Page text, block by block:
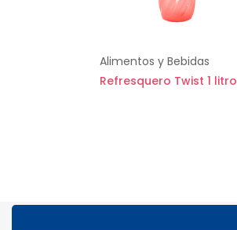
Alimentos y Bebidas
Refresquero Twist 1 litro